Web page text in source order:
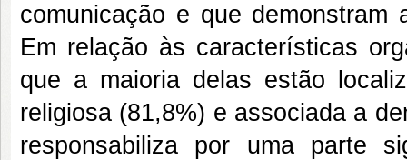
comunicação e que
Em relação às características
que a maioria delas estão
religiosa (81,8%) e associada a
responsabiliza por uma parte